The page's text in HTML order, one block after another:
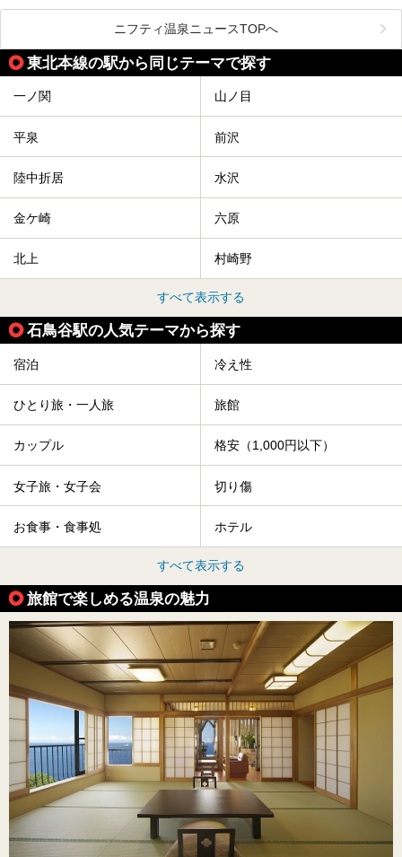
今回は、岩手県でおすすめの温泉、銭湯、スパにある岩盤浴
を紹介します！
温度も低めなので、暑いのが苦手な人でも大満足な施設です
ニフティ温泉ニュースTOPへ
東北本線の駅から同じテーマで探す
一ノ関 山ノ目
平泉 前沢
陸中折居 水沢
金ケ崎 六原
北上 村崎野
すべて表示する
石鳥谷駅の人気テーマから探す
宿泊 冷え性
ひとり旅・一人旅 旅館
カップル 格安（1,000円以下）
女子旅・女子会 切り傷
お食事・食事処 ホテル
すべて表示する
旅館で楽しめる温泉の魅力